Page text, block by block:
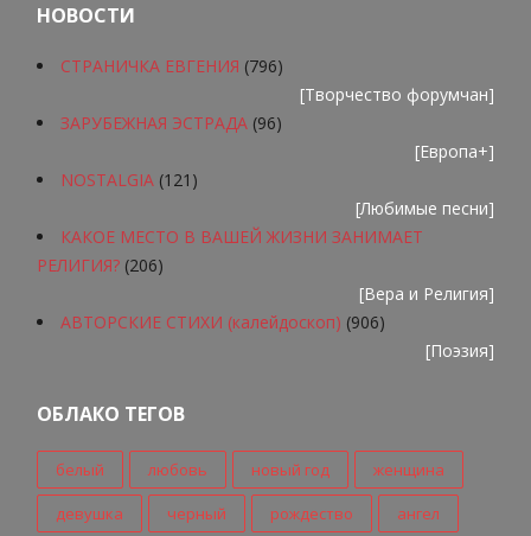
НОВОСТИ
СТРАНИЧКА ЕВГЕНИЯ (796)
[Творчество форумчан]
ЗАРУБЕЖНАЯ ЭСТРАДА (96)
[Европа+]
NOSTALGIA (121)
[Любимые песни]
КАКОЕ МЕСТО В ВАШЕЙ ЖИЗНИ ЗАНИМАЕТ
РЕЛИГИЯ? (206)
[Вера и Религия]
АВТОРСКИЕ СТИХИ (калейдоскоп) (906)
[Поэзия]
ОБЛАКО ТЕГОВ
белый любовь новый год женщина
девушка черный рождество ангел